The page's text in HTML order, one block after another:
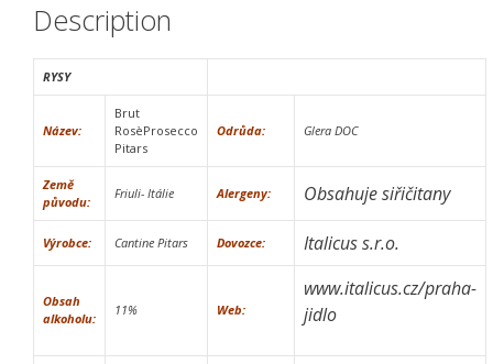
Description
RYSY
Název:
Brut
RosèProsecco
Pitars
Odrůda: Glera DOC
Země
původu:
Friuli- Itálie Alergeny: Obsahuje siřičitany
Výrobce: Cantine Pitars Dovozce: Italicus s.r.o.
Obsah
alkoholu:
11% Web:
www.italicus.cz/praha-
jidlo